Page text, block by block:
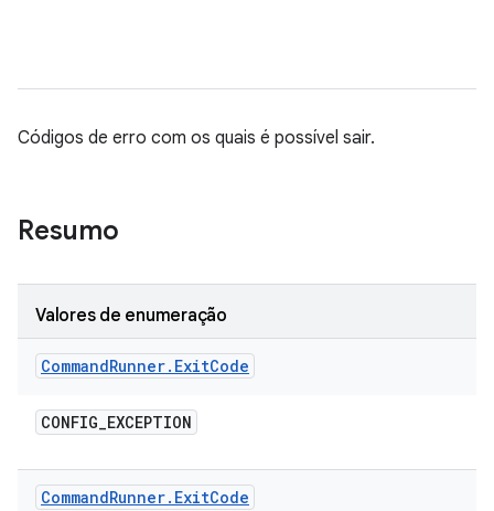
Códigos de erro com os quais é possível sair.
Resumo
Valores de enumeração
CommandRunner. ExitCode
CONFIG_EXCEPTION
CommandRunner. ExitCode